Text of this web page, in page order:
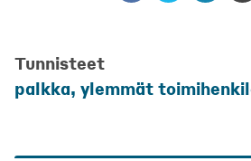
Tunnisteet
palkka, ylemmät